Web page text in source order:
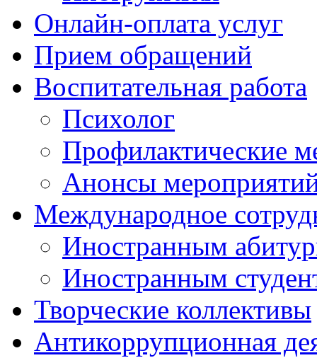
Онлайн-оплата услуг
Прием обращений
Воспитательная работа
Психолог
Профилактические
Анонсы
Международное
Иностранным
Иностранным
Творческие коллективы
Антикоррупционная